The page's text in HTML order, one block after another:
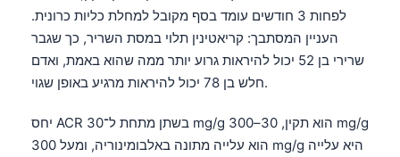
לפחות 3 חודשים עומד בסף מקובל למחלת כליות כרונית.
העניין המסתבך: קריאטינין תלוי במסת השריר, כך שגבר
שרירי בן 52 יכול להיראות גרוע יותר ממה שהוא באמת, ואדם
חלש בן 78 יכול להיראות מרגיע באופן שגוי.
יחס ACR בשתן מתחת ל־30 mg/g הוא תקין, 30–300 mg/g
הוא עלייה מתונה באלבומינוריה, ומעל 300 mg/g היא עלייה
Svenska
Azərbaycan dili
日本語